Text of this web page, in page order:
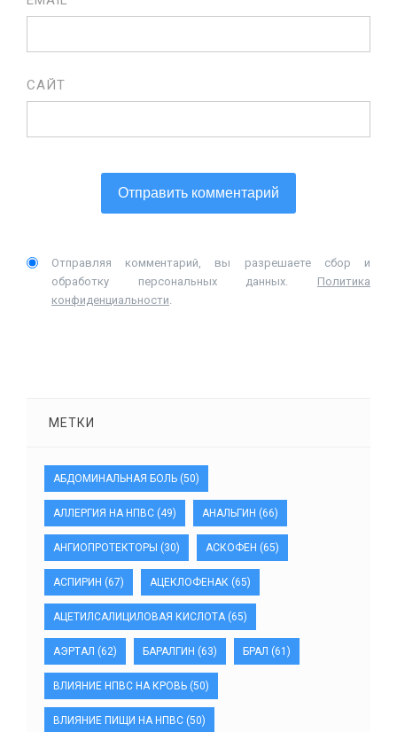
САЙТ
Отправляя комментарий, вы разрешаете сбор и
обработку персональных данных. Политика
конфиденциальности.
МЕТКИ
АБДОМИНАЛЬНАЯ БОЛЬ (50)
АЛЛЕРГИЯ НА НПВС (49) АНАЛЬГИН (66)
АНГИОПРОТЕКТОРЫ (30) АСКОФЕН (65)
АСПИРИН (67) АЦЕКЛОФЕНАК (65)
АЦЕТИЛСАЛИЦИЛОВАЯ КИСЛОТА(65)
АЭРТАЛ (62) БАРАЛГИН (63) БРАЛ (61)
ВЛИЯНИЕ НПВС НА КРОВЬ (50)
ВЛИЯНИЕ ПИЩИ НА НПВС (50)